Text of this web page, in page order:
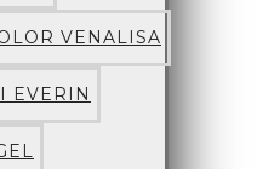
VENALISA
EVERIN